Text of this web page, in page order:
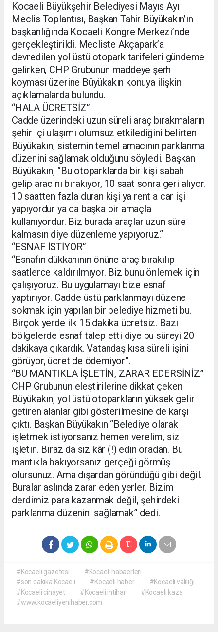
Kocaeli Büyükşehir Belediyesi Mayıs Ayı
Meclis Toplantısı, Başkan Tahir Büyükakın’ın
başkanlığında Kocaeli Kongre Merkezi’nde
gerçekleştirildi. Mecliste Akçapark’a
devredilen yol üstü otopark tarifeleri gündeme
gelirken, CHP Grubunun maddeye şerh
koyması üzerine Büyükakın konuya ilişkin
açıklamalarda bulundu.
“HALA ÜCRETSİZ”
Cadde üzerindeki uzun süreli araç bırakmaların
şehir içi ulaşımı olumsuz etkilediğini belirten
Büyükakın, sistemin temel amacının parklanma
düzenini sağlamak olduğunu söyledi. Başkan
Büyükakın, “Bu otoparklarda bir kişi sabah
gelip aracını bırakıyor, 10 saat sonra geri alıyor.
10 saatten fazla duran kişi ya rent a car işi
yapıyordur ya da başka bir amaçla
kullanıyordur. Biz burada araçlar uzun süre
kalmasın diye düzenleme yapıyoruz.“
“ESNAF İSTİYOR”
“Esnafın dükkanının önüne araç bırakılıp
saatlerce kaldırılmıyor. Biz bunu önlemek için
çalışıyoruz. Bu uygulamayı bize esnaf
yaptırıyor. Cadde üstü parklanmayı düzene
sokmak için yapılan bir belediye hizmeti bu.
Birçok yerde ilk 15 dakika ücretsiz. Bazı
bölgelerde esnaf talep etti diye bu süreyi 20
dakikaya çıkardık. Vatandaş kısa süreli işini
görüyor, ücret de ödemiyor”.
“BU MANTIKLA İŞLETİN, ZARAR EDERSİNİZ”
CHP Grubunun eleştirilerine dikkat çeken
Büyükakın, yol üstü otoparkların yüksek gelir
getiren alanlar gibi gösterilmesine de karşı
çıktı. Başkan Büyükakın “Belediye olarak
işletmek istiyorsanız hemen verelim, siz
işletin. Biraz da siz kâr (!) edin oradan. Bu
mantıkla bakıyorsanız gerçeği görmüş
olursunuz. Ama dışardan göründüğü gibi değil.
Buralar aslında zarar eden yerler. Bizim
derdimiz para kazanmak değil, şehirdeki
parklanma düzenini sağlamak” dedi.
#Kocaeli gazetesi
#Kocaeli habaerleri
#son dakika Kocaeli
#Kocaeli haber
#Kocaeli valiliği
#Kocaeli cinayet
#Kocaeli intihar
#Kocaeli kaza
#www.kocaeliyenihaber.com